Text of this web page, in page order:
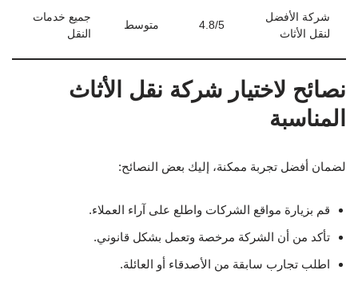
شركة الأفضل
لنقل الأثاث
4.8/5 متوسط
جميع خدمات
النقل
نصائح لاختيار شركة نقل الأثاث
المناسبة
لضمان أفضل تجربة ممكنة، إليك بعض النصائح:
قم بزيارة مواقع الشركات واطلع على آراء العملاء.
تأكد من أن الشركة مرخصة وتعمل بشكل قانوني.
اطلب تجارب سابقة من الأصدقاء أو العائلة.